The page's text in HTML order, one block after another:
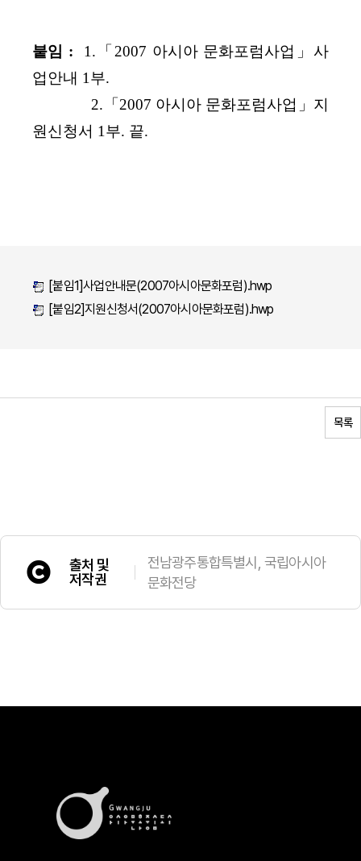
붙임 : 1.「2007 아시아 문화포럼사업」사
업안내 1부.
2.「2007 아시아 문화포럼사업」지
원신청서 1부. 끝.
[붙임1]사업안내문(2007아시아문화포럼).hwp
[붙임2]지원신청서(2007아시아문화포럼).hwp
목록
출처 및
저작권
전남광주통합특별시, 국립아시아
문화전당